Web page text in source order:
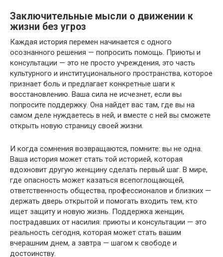
Заключительные мысли о движении к
жизни без угроз
Каждая история перемен начинается с одного
осознанного решения — попросить помощь. Приюты и
консультации — это не просто учреждения, это часть
культурного и институционального пространства, которое
признает боль и предлагает конкретные шаги к
восстановлению. Ваша сила не исчезнет, если вы
попросите поддержку. Она найдет вас там, где вы на
самом деле нуждаетесь в ней, и вместе с ней вы сможете
открыть новую страницу своей жизни.
И когда сомнения возвращаются, помните: вы не одна.
Ваша история может стать той историей, которая
вдохновит другую женщину сделать первый шаг. В мире,
где опасность может казаться всепоглощающей,
ответственность общества, профессионалов и близких —
держать дверь открытой и помогать входить тем, кто
ищет защиту и новую жизнь. Поддержка женщин,
пострадавших от насилия: приюты и консультации — это
реальность сегодня, которая может стать вашим
вчерашним днем, а завтра — шагом к свободе и
достоинству.